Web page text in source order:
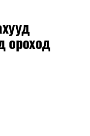
найруулагч
ороход